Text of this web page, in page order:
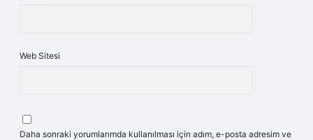
Web Sitesi
Daha sonraki yorumlarımda kullanılması için adım, e-posta adresim ve